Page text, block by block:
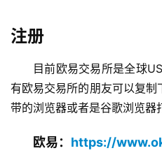
注册
目前欧易交易所是全球
有欧易交易所的朋友可以复
带的浏览器或者是谷歌浏览器
欧易： https://